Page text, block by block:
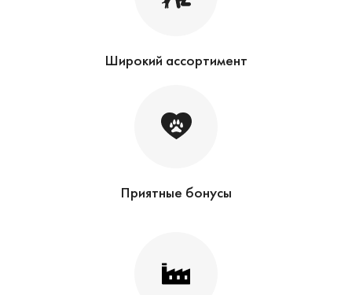
Широкий ассортимент
Приятные бонусы